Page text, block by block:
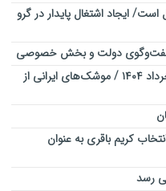
ایجاد اشتغال پایدار در گرو
گفت‌وگوی دولت و بخش خصوصی
آخرین اخبار حمله ایران به اسرائیل ۲۴ خرداد ۱۴۰۴ / موشک‌های ایرانی از
کریم باقری به عنوان